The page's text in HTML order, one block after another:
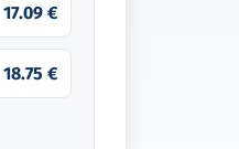
17.09 €
18.75 €